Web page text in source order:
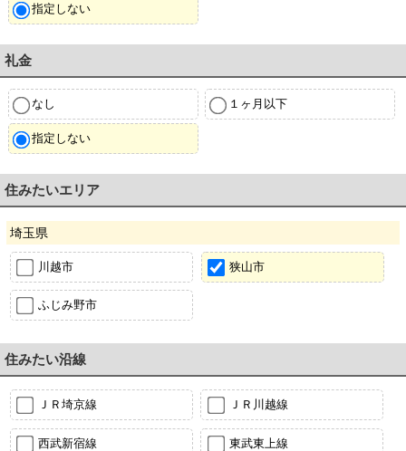
指定しない
礼金
なし １ヶ月以下
指定しない
住みたいエリア
埼玉県
川越市 狭山市
ふじみ野市
住みたい沿線
ＪＲ埼京線 ＪＲ川越線
西武新宿線 東武東上線